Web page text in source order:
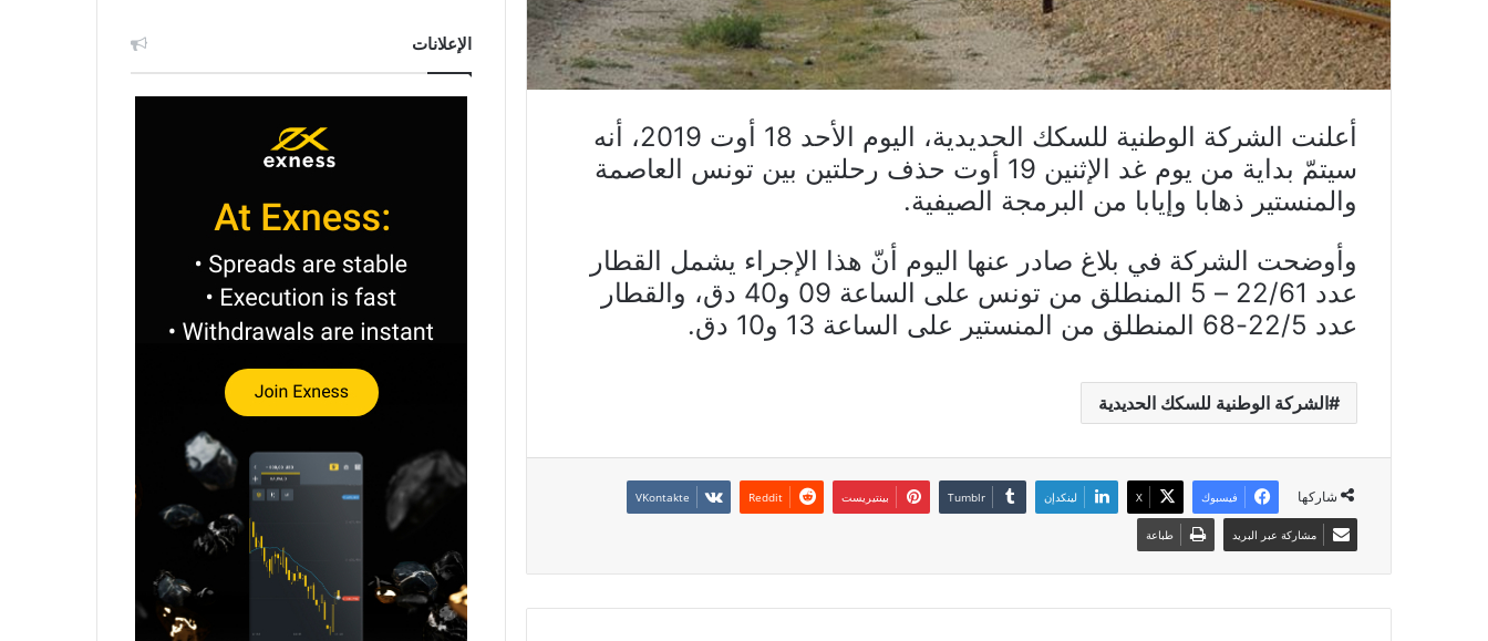
أعلنت الشركة الوطنية للسكك الحديدية، اليوم الأحد 18 أوت 2019، أنه
سيتمّ بداية من يوم غد الإثنين 19 أوت حذف رحلتين بين تونس العاصمة
والمنستير ذهابا وإيابا من البرمجة الصيفية.
وأوضحت الشركة في بلاغ صادر عنها اليوم أنّ هذا الإجراء يشمل القطار
عدد 22/61 – 5 المنطلق من تونس على الساعة 09 و40 دق، والقطار
عدد 22/5-68 المنطلق من المنستير على الساعة 13 و10 دق.
الشركة الوطنية للسكك الحديدية
شاركها فيسبوك X لينكدإن بينتيريست
مشاركة عبر البريد طباعة
الإعلانات